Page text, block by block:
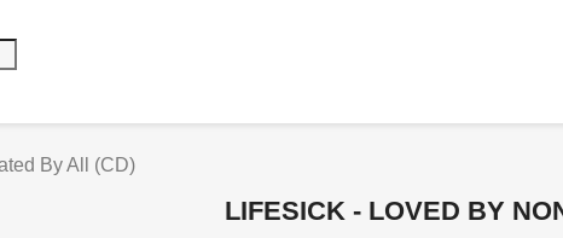
By All (CD)
LIFESICK - LOVED BY